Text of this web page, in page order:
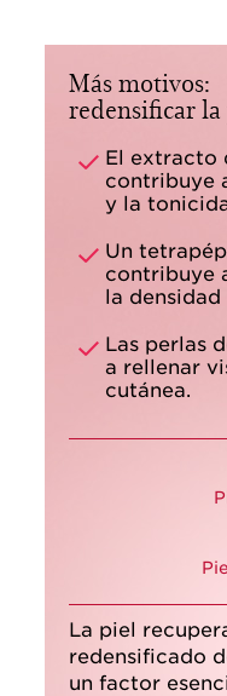
Más motivos:
redensificar
El extracto
contribuye
y la
Un
contribuye
la
Las perlas
a rellenar
cutánea.
La piel
redensificado
un factor